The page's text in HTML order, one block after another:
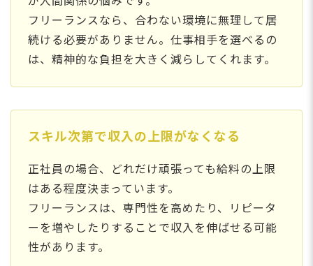
フリーランスなら、合わない環境に無理して居
続ける必要がありません。仕事相手を選べるの
は、精神的な負担を大きく減らしてくれます。
スキル次第で収入の上限がなくなる
正社員の場合、どれだけ頑張っても給料の上限
はある程度決まっています。
フリーランスは、専門性を高めたり、リピータ
ーを増やしたりすることで収入を伸ばせる可能
性があります。